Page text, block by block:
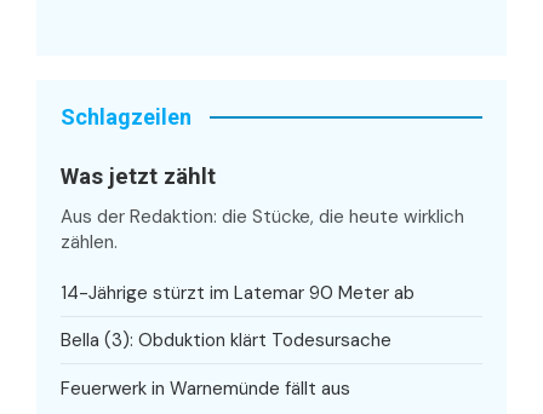
Schlagzeilen
Was jetzt zählt
Aus der Redaktion: die Stücke, die heute wirklich
zählen.
14-Jährige stürzt im Latemar 90 Meter ab
Bella (3): Obduktion klärt Todesursache
Feuerwerk in Warnemünde fällt aus